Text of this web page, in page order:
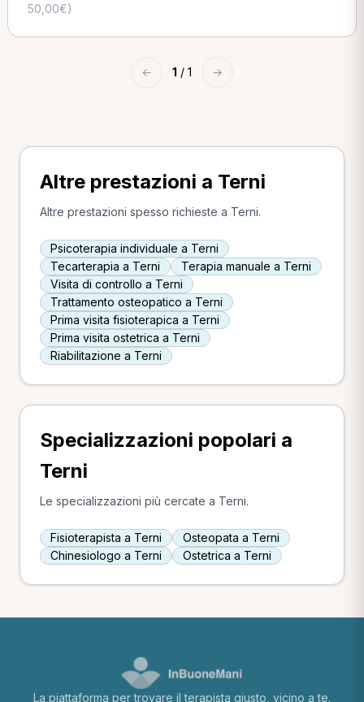
50,00€)
← 1 / 1 →
Altre prestazioni a Terni
Altre prestazioni spesso richieste a Terni.
Psicoterapia individuale a Terni
Tecarterapia a Terni
Terapia manuale a Terni
Visita di controllo a Terni
Trattamento osteopatico a Terni
Prima visita fisioterapica a Terni
Prima visita ostetrica a Terni
Riabilitazione a Terni
Specializzazioni popolari a
Terni
Le specializzazioni più cercate a Terni.
Fisioterapista a Terni
Osteopata a Terni
Chinesiologo a Terni
Ostetrica a Terni
La piattaforma per trovare il terapista giusto, vicino a te.